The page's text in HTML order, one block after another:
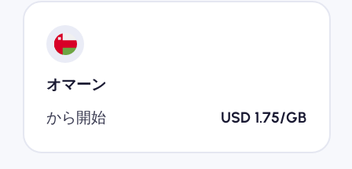
オマーン
から開始
USD 1.75/GB